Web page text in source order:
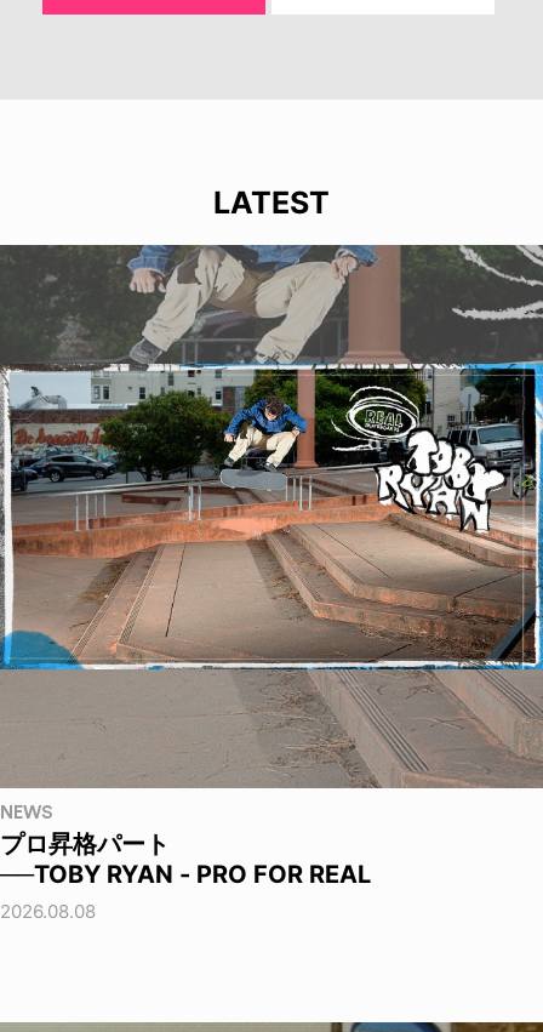
LATEST
NEWS
プロ昇格パート
──TOBY RYAN - PRO FOR REAL
2026.08.08